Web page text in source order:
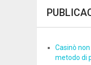
Casinò
metodo di